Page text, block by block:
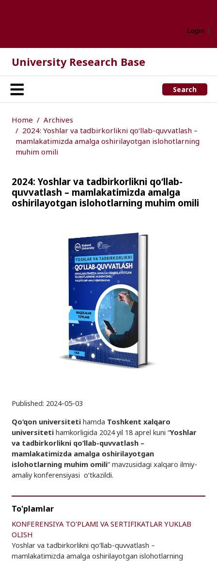
Login
University Research Base
Search
Home
Archives
2024: Yoshlar va tadbirkorlikni qo‘llab-quvvatlash –
mamlakatimizda amalga oshirilayotgan islohotlarning
muhim omili
2024: Yoshlar va tadbirkorlikni qo‘llab-
quvvatlash – mamlakatimizda amalga
oshirilayotgan islohotlarning muhim omili
Published: 2024-05-03
Qo‘qon universiteti hamda Toshkent xalqaro
universiteti hamkorligida 2024 yil 18 aprel kuni “Yoshlar
va tadbirkorlikni qo‘llab-quvvatlash –
mamlakatimizda amalga oshirilayotgan
islohotlarning muhim omili” mavzusidagi xalqaro ilmiy-
amaliy konferensiyasi o’tkazildi.
To'plamlar
KONFERENSIYA TO'PLAMI VA SERTIFIKATLAR YUKLAB
OLISH
Yoshlar va tadbirkorlikni qo‘llab-quvvatlash –
mamlakatimizda amalga oshirilayotgan islohotlarning